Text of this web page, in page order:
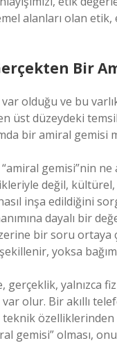
alanları olan etik,
Bir
olduğu ve bu
üst düzeydeki
bir amiral gemisi
gemisi”nin
değil,
inşa edildiğini
dayalı bir
bir soru
yoksa
gerçeklik, yalnızca
olur. Bir akıllı
gemisi” olması,